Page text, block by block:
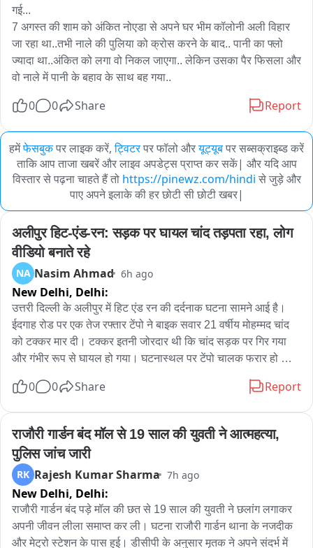
गई...
7 अगस्त की शाम को अंकित नोएडा से अपने घर भीम कॉलोनी अली विहार
जा रहा था..तभी नाले की पुलिया को क्रोस करने के बाद.. पानी का फ्लो
ज्यादा था..अंकित को लगा वो निकल जाएगा.. लेकिन उसका पैर फिसला और
वो नाले में पानी के बहाव के साथ बह गया..
0 0 Share Report
हमेंफेसबुकपर लाइक करें, ट्विटरपर फॉलो औरयूट्यूबपर सब्सक्राइब्ड करें
ताकि आप ताजा खबरें और लाइव अपडेट्स प्राप्त कर सकें| और यदि आप
विस्तार से पढ़ना चाहते हैं तो https://pinewz.com/hindi से जुड़े और
पाए अपने इलाके की हर छोटी सी छोटी खबर|
अलीपुर हिट-एंड-रन: सड़क पर घायल चांद तड़पता रहा, लोग
वीडियो बनाते रहे
NA Nasim Ahmad 6h ago
New Delhi, Delhi:
उत्तरी दिल्ली के अलीपुर में हिट एंड रन की दर्दनाक घटना सामने आई है।
ईदगाह रोड पर एक तेज रफ्तार टेंपो ने बाइक सवार 21 वर्षीय मोहम्मद चांद
को टक्कर मार दी। टक्कर इतनी जोरदार थी कि चांद सड़क पर गिर गया
और गंभीर रूप से घायल हो गया। घटनास्थल पर टेंपो चालक फरार हो
ले गई, जहां डॉक्टरों ने उसे मृत घोषित कर दिया। मोहम्मद चांद की शादी
आसपास मौजूद कई लोग मदद के बजाय वीडियो बनाते दिखे— जिसने
इंसानियत पर सवाल खड़े कर दिए। इलाज में देरी से मौत होने की बात भी
सामने आई। चांद की मां के हार्ट अटैक से हालत बिगड़ गई, परिवार पर एक
साथ दोहरी त्रासदी आ पड़ी। अब पुलिस फरार चालक की तलाश में जुटी है
और जगह-जगह छापेमारी जारी है।
0 0 Share Report
राजौरी गार्डन बंद मॉल से 19 साल की युवती ने आत्महत्या,
पुलिस जांच जारी
RK Rajesh Kumar Sharma 7h ago
New Delhi, Delhi:
राजौरी गार्डन बंद पड़े मॉल की छत से 19 साल की युवती ने छलांग लगाकर
अपनी जीवन लीला समाप्त कर ली। घटना राजौरी गार्डन थाना के नजदीक
और मेट्रो स्टेशन के पास हुई। डीसीपी के अनुसार मृतक ने अपने संदर्भ में